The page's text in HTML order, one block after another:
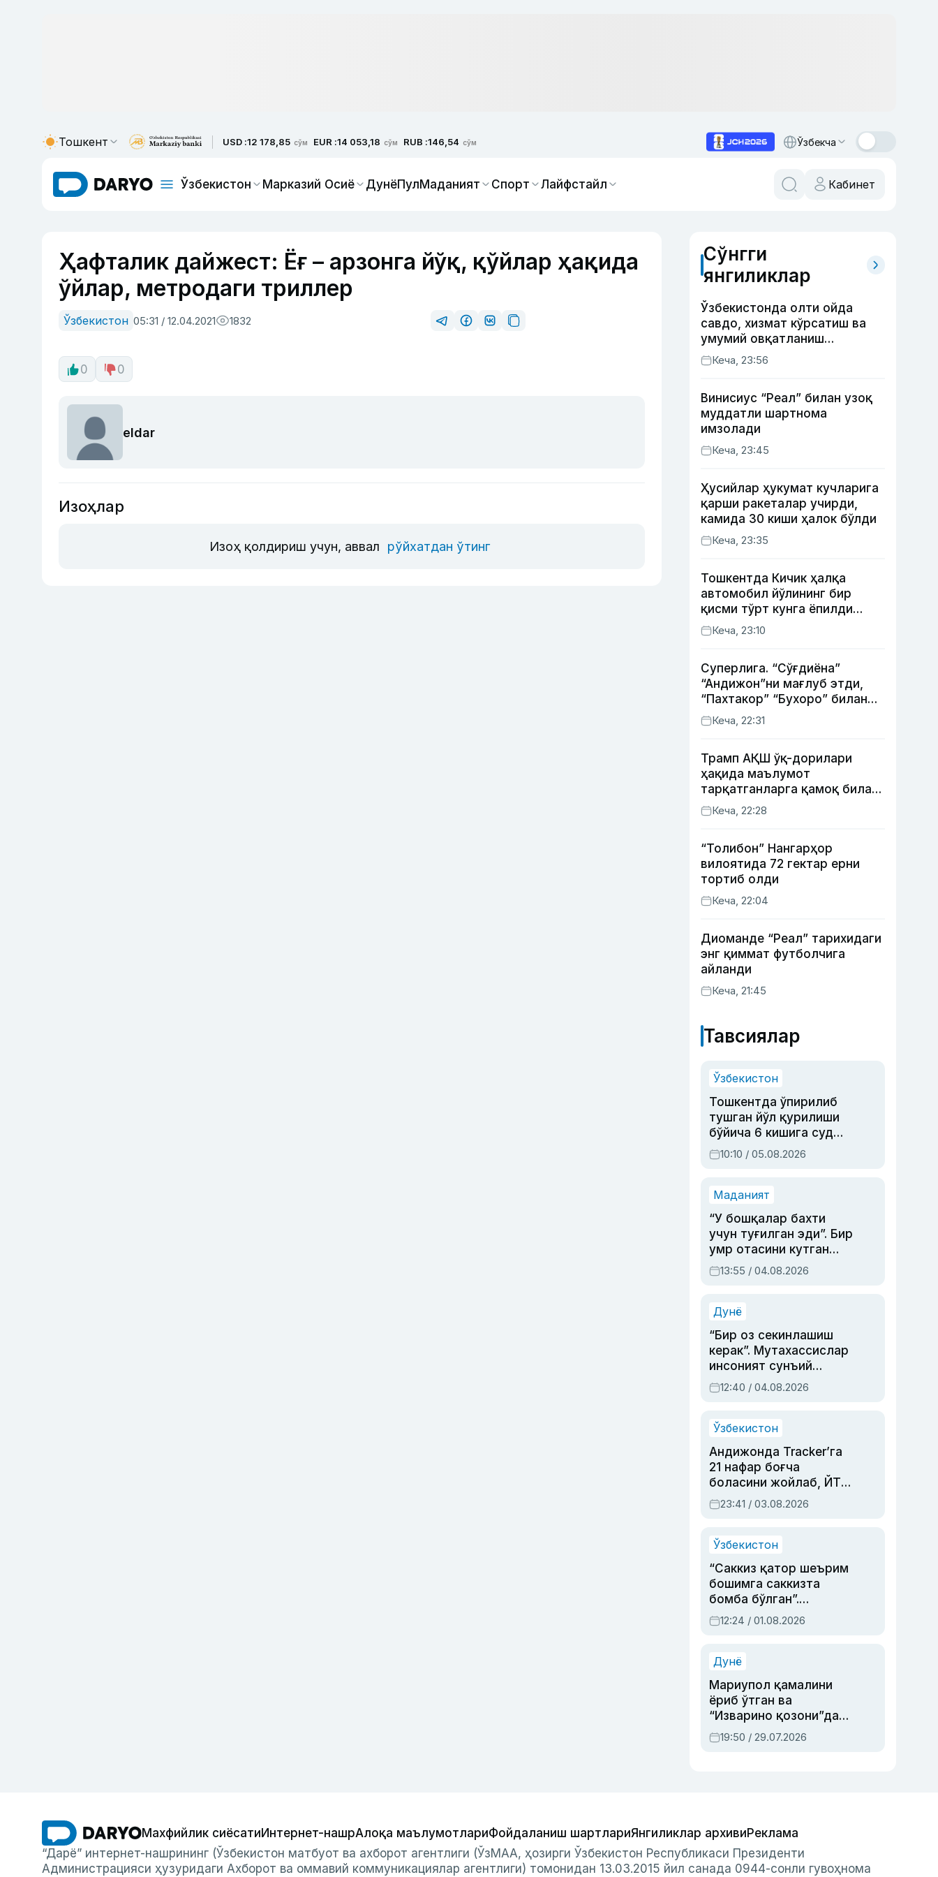
Тошкент USD :12 178,85 сўм EUR :14 053,18 сўм RUB :146,54 сўм Ўзбекча
Ўзбекистон Марказий Осиё ДунёПулМаданият Спорт Лайфстайл Кабинет
Ҳафталик дайжест: Ёғ – арзонга йўқ, қўйлар ҳақида
ўйлар, метродаги триллер
Ўзбекистон 05:31 / 12.04.2021 1832
0 0
eldar
Изоҳлар
Изоҳ қолдириш учун, аввал рўйхатдан ўтинг
Сўнгги
янгиликлар
Ўзбекистонда олти ойда
савдо, хизмат кўрсатиш ва
умумий овқатланиш
корхоналари қанча солиқ
тўлагани очиқланди
Кеча, 23:56
Винисиус “Реал” билан узоқ
муддатли шартнома
имзолади
Кеча, 23:45
Ҳусийлар ҳукумат кучларига
қарши ракеталар учирди,
камида 30 киши ҳалок бўлди
Кеча, 23:35
Тошкентда Кичик ҳалқа
автомобил йўлининг бир
қисми тўрт кунга ёпилди
(харита)
Кеча, 23:10
Суперлига. “Сўғдиёна”
“Андижон”ни мағлуб этди,
“Пахтакор” “Бухоро” билан
жанговар дуранг қайд этди
Кеча, 22:31
Трамп АҚШ ўқ-дорилари
ҳақида маълумот
тарқатганларга қамоқ билан
таҳдид қилди
Кеча, 22:28
“Толибон” Нангарҳор
вилоятида 72 гектар ерни
тортиб олди
Кеча, 22:04
Диоманде “Реал” тарихидаги
энг қиммат футболчига
айланди
Кеча, 21:45
Тавсиялар
Ўзбекистон
Тошкентда ўпирилиб
тушган йўл қурилиши
бўйича 6 кишига суд
ҳукми ўқилди
10:10 / 05.08.2026
Маданият
“У бошқалар бахти
учун туғилган эди”. Бир
умр отасини кутган
актриса ва дубльяж
устаси Римма
синовларга тўла ҳаёти
13:55 / 04.08.2026
Дунё
“Бир оз секинлашиш
керак”. Мутахассислар
инсоният сунъий
интеллектни бошқара
олмай қолишидан
12:40 / 04.08.2026
Ўзбекистон
Андижонда Tracker’га
21 нафар боғча
боласини жойлаб, ЙТҲ
содир этган аёлга суд
ҳукми ўқилди
23:41 / 03.08.2026
Ўзбекистон
“Саккиз қатор шеърим
бошимга саккизта
бомба бўлган”.
Абдулла Ориповни
сиёсий айбловлардан
12:24 / 01.08.2026
Дунё
Мариупол қамалини
ёриб ўтган ва
“Изварино қозони”дан
чиққан қаҳрамон —
Украина армияси бош
19:50 / 29.07.2026
Махфийлик сиёсатиИнтернет-нашрАлоқа маълумотлариФойдаланиш шартлариЯнгиликлар архивиРеклама
“Дарё” интернет-нашрининг (Ўзбекистон матбуот ва ахборот агентлиги (ЎзМАА, ҳозирги Ўзбекистон Республикаси Президенти
Администрацияси ҳузуридаги Ахборот ва оммавий коммуникациялар агентлиги) томонидан 13.03.2015 йил санада 0944-сонли гувоҳнома